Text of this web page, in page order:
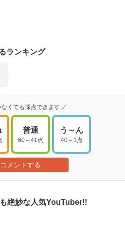
ランキング
くても採点できます ／
普通
60～41点
う～ん
40～1点
メントする
絶妙な人気YouTuber!!